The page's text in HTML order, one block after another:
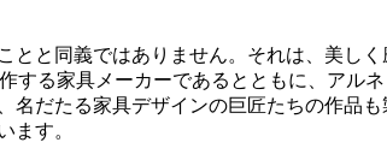
とと同義ではありません。それは、美し
する家具メーカーであるとともに、アル
だたる家具デザインの巨匠たちの作品
ます。